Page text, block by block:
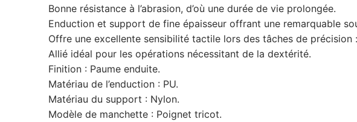
Bonne résistance à l’abrasion, d’où une durée de vie prolongée.
Enduction et support de fine épaisseur offrant une remarquable
Offre une excellente sensibilité tactile lors des tâches de
Allié idéal pour les opérations nécessitant de la dextérité.
Finition : Paume enduite.
Matériau de l’enduction : PU.
Matériau du support : Nylon.
Modèle de manchette : Poignet tricot.